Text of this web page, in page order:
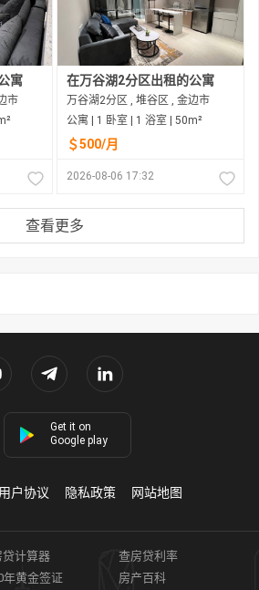
寓
市
在万谷湖2分区出租的公寓
万谷湖2分区 , 堆谷区 , 金边市
公寓 | 1 卧室 | 1 浴室 | 50m²
＄500/月
2026-08-06 17:32
查看更多
Get it on
Google play
用户协议 隐私政策
网站地图
贷计算器
查房贷利率
年黄金签证 房产百科